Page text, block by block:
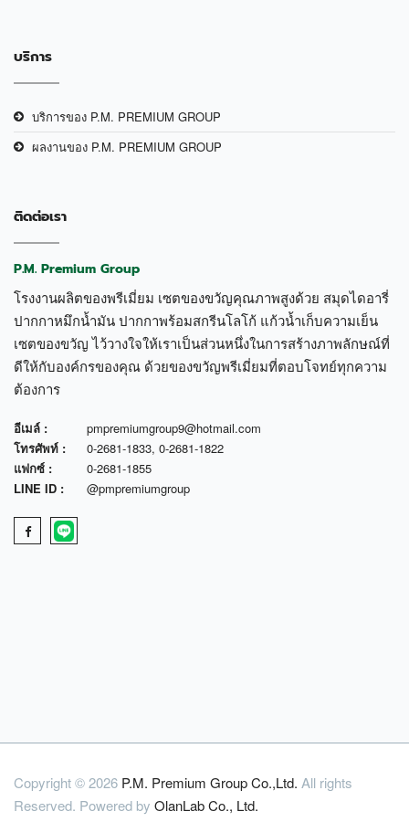
บริการ
บริการของ P.M. PREMIUM GROUP
ผลงานของ P.M. PREMIUM GROUP
ติดต่อเรา
P.M. Premium Group
โรงงานผลิตของพรีเมี่ยม เซตของขวัญคุณภาพสูงด้วย สมุดไดอารี่
ปากกาหมึกน้ำมัน ปากกาพร้อมสกรีนโลโก้ แก้วน้ำเก็บความเย็น
เซตของขวัญ ไว้วางใจให้เราเป็นส่วนหนึ่งในการสร้างภาพลักษณ์ที่
ดีให้กับองค์กรของคุณ ด้วยของขวัญพรีเมี่ยมที่ตอบโจทย์ทุกความ
ต้องการ
อีเมล์ :
pmpremiumgroup9@hotmail.com
โทรศัพท์ :
0-2681-1833, 0-2681-1822
แฟกซ์ :
0-2681-1855
LINE ID :
@pmpremiumgroup
Copyright © 2026 P.M. Premium Group Co.,Ltd. All rights
Reserved. Powered by OlanLab Co., Ltd.